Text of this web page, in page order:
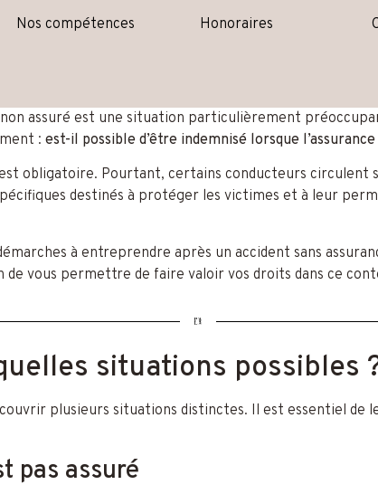
Nos compétences Honoraires
assuré est une situation particulièrement
: est-il possible d’être indemnisé lorsque
obligatoire. Pourtant, certains conducteurs circulent
destinés à protéger les victimes et à leur
à entreprendre après un accident sans
de vous permettre de faire valoir vos droits dans ce
situations possibles
plusieurs situations distinctes. Il est essentiel de
pas assuré